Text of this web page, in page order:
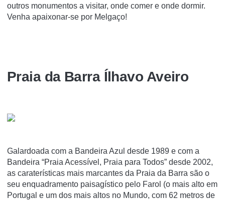
outros monumentos a visitar, onde comer e onde dormir.
Venha apaixonar-se por Melgaço!
Praia da Barra Ílhavo Aveiro
Galardoada com a Bandeira Azul desde 1989 e com a
Bandeira “Praia Acessível, Praia para Todos” desde 2002,
as caraterísticas mais marcantes da Praia da Barra são o
seu enquadramento paisagístico pelo Farol (o mais alto em
Portugal e um dos mais altos no Mundo, com 62 metros de